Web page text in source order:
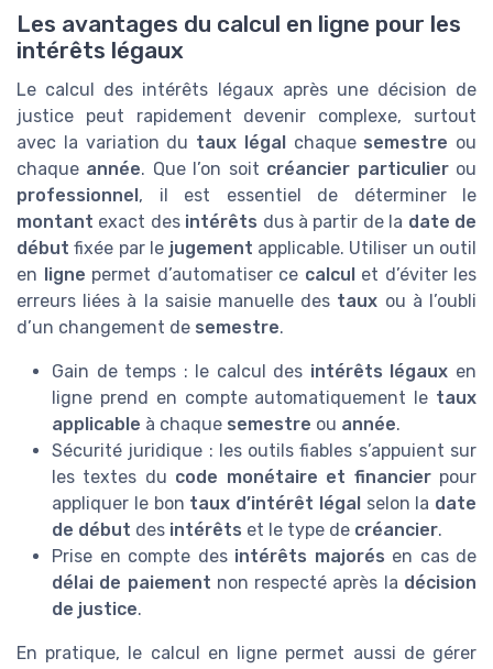
Les avantages du calcul en ligne pour les
intérêts légaux
Le calcul des intérêts légaux après une décision de
justice peut rapidement devenir complexe, surtout
avec la variation du taux légal chaque semestre ou
chaque année. Que l’on soit créancier particulierou
professionnel , il est essentiel de déterminer le
montant exact des intérêts dus à partir de la date de
début fixée par le jugement applicable. Utiliser un outil
en
ligne permet d’automatiser ce calcul et d’éviter les
erreurs liées à la saisie manuelle des taux ou à l’oubli
d’un changement de semestre.
Gain de temps : le calcul des intérêts légaux en
ligne prend en compte automatiquement le taux
applicable à chaque semestre ou année.
Sécurité juridique : les outils fiables s’appuient sur
les textes du code monétaire et financierpour
appliquer le bon taux d’intérêt légal selon la date
de début des intérêts et le type de créancier.
Prise en compte des intérêts majorés en cas de
délai de paiement non respecté après la décision
de justice.
En pratique, le calcul en ligne permet aussi de gérer